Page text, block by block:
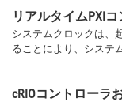
リアルタイムPXI
システムクロックは、
ることにより、システ
cRIOコントローラ